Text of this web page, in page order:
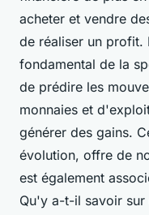
acheter et vendre
de réaliser un profit.
fondamental de la
de prédire les
monnaies et
générer des gains.
évolution, offre de
est également
Qu'y a-t-il savoir sur